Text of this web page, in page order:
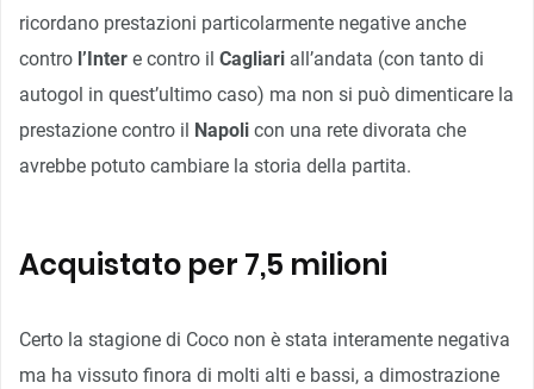
ricordano prestazioni particolarmente negative anche
contro l’Inter e contro il Cagliari all’andata (con tanto di
autogol in quest’ultimo caso) ma non si può dimenticare la
prestazione contro il Napoli con una rete divorata che
avrebbe potuto cambiare la storia della partita.
Acquistato per 7,5 milioni
Certo la stagione di Coco non è stata interamente negativa
ma ha vissuto finora di molti alti e bassi, a dimostrazione